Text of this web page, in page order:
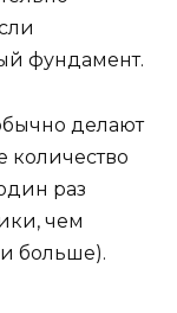
фундамент.
делают
количество
раз
чем
и больше).